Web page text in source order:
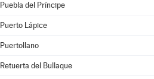
Puebla del Príncipe
Puerto Lápice
Puertollano
Retuerta del Bullaque